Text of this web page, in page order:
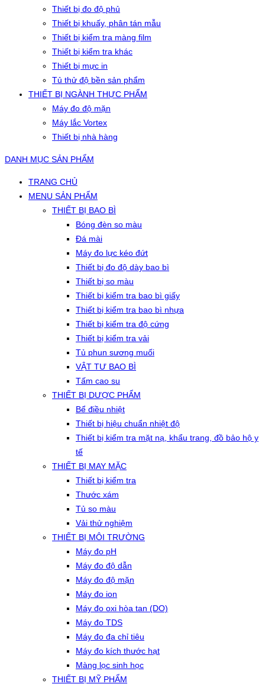
Thiết bị đo độ phủ
Thiết bị khuấy, phân tán mẫu
Thiết bị kiểm tra màng film
Thiết bị kiểm tra khác
Thiết bị mực in
Tủ thử độ bền sản phẩm
THIẾT BỊ NGÀNH THỰC PHẨM
Máy đo độ mặn
Máy lắc Vortex
Thiết bị nhà hàng
DANH MỤC SẢN PHẨM
TRANG CHỦ
MENU SẢN PHẨM
THIẾT BỊ BAO BÌ
Bóng đèn so màu
Đá mài
Máy đo lực kéo đứt
Thiết bị đo độ dày bao bì
Thiết bị so màu
Thiết bị kiểm tra bao bì giấy
Thiết bị kiểm tra bao bì nhựa
Thiết bị kiểm tra độ cứng
Thiết bị kiểm tra vải
Tủ phun sương muối
VẬT TƯ BAO BÌ
Tấm cao su
THIẾT BỊ DƯỢC PHẨM
Bể điều nhiệt
Thiết bị hiệu chuẩn nhiệt độ
Thiết bị kiểm tra mặt nạ, khẩu trang, đồ bảo hộ y
tế
THIẾT BỊ MAY MẶC
Thiết bị kiểm tra
Thước xám
Tủ so màu
Vải thử nghiệm
THIẾT BỊ MÔI TRƯỜNG
Máy đo pH
Máy đo độ dẫn
Máy đo độ mặn
Máy đo ion
Máy đo oxi hòa tan (DO)
Máy đo TDS
Máy đo đa chỉ tiêu
Máy đo kích thước hạt
Màng lọc sinh học
THIẾT BỊ MỸ PHẨM